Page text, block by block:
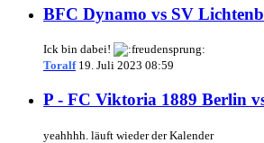
BFC Dynamo vs SV
Ick bin dabei!
Toralf 19. Juli 2023 08:59
P - FC Viktoria 1889 Berlin
yeahhhh. läuft wieder der Kalender